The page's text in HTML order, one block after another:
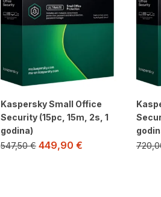
Kaspersky Small Office
Security (15pc, 15m, 2s, 1
godina)
547,50€ 449,90 €